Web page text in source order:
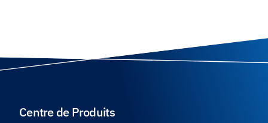
Centre de Produits